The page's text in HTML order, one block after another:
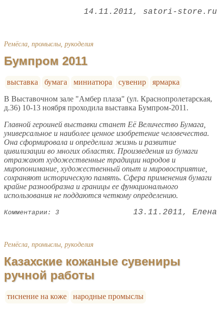
14.11.2011 satori-store.ru
Ремёсла, промыслы, рукоделия
Бумпром 2011
выставка бумага миниатюра сувенир
ярмарка
В Выставочном зале "Амбер плаза" (ул. Краснопролетарская,
д.36) 10-13 ноября проходила выставка Бумпром-2011.
Главной героиней выставки станет Её Величество Бумага,
универсальное и наиболее ценное изобретение человечества.
Она сформировала и определила жизнь и развитие
цивилизации во многих областях. Произведения из бумаги
отражают художественные традиции народов и
миропонимание, художественный опыт и мировосприятие,
сохраняют историческую память. Сфера применения бумаги
крайне разнообразна и границы ее функционального
использования не поддаются четкому определению.
Комментарии: 3 13.11.2011 Елена
Ремёсла, промыслы, рукоделия
Казахские кожаные сувениры
ручной работы
тиснение на коже народные промыслы